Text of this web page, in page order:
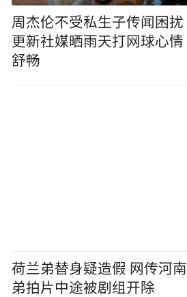
周杰伦不受私生子传闻困扰
更新社媒晒雨天打网球心情
舒畅
荷兰弟替身疑造假 网传河南
弟拍片中途被剧组开除